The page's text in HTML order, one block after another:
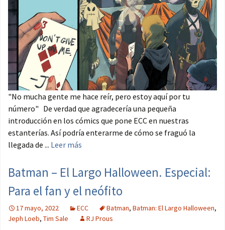
"No mucha gente me hace reír, pero estoy aquí por tu
número" De verdad que agradecería una pequeña
introducción en los cómics que pone ECC en nuestras
estanterías. Así podría enterarme de cómo se fraguó la
llegada de ... Leer más
Batman – El Largo Halloween. Especial:
Para el fan y el neófito
17 mayo, 2022 ECC Batman, Batman: El Largo Halloween,
Jeph Loeb, Tim Sale RJ Prous